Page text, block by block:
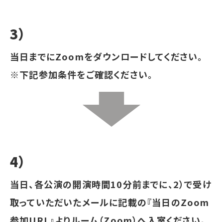
3）
当日までにZoomをダウンロードしてください。
※下記参加条件をご確認ください。
4）
当日、各公演の開演時間10分前までに、2）で受け
取っていただいたメールに記載の『当日のZoom